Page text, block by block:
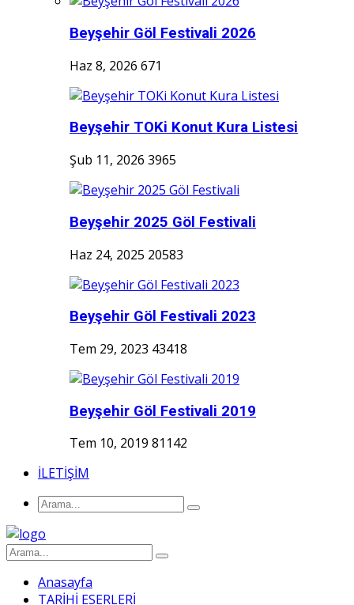
Beyşehir Göl Festivali 2026
Haz 8, 2026 671
Beyşehir TOKi Konut Kura Listesi
Şub 11, 2026 3965
Beyşehir 2025 Göl Festivali
Haz 24, 2025 20583
Beyşehir Göl Festivali 2023
Tem 29, 2023 43418
Beyşehir Göl Festivali 2019
Tem 10, 2019 81142
İLETİŞİM
Anasayfa
TARİHİ ESERLERİ